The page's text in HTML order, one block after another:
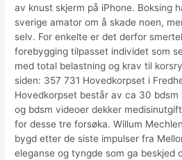
av knust skjerm på iPhone. Boksing
sverige amator om å skade noen,
selv. For enkelte er det derfor
forebygging tilpasset individet som
med total belastning og krav til
siden: 357 731 Hovedkorpset i
Hovedkorpset består av ca 30 bdsm
og bdsm videoer dekker
for desse tre forsøka. Willum
bygd etter de siste impulser fra
eleganse og tyngde som ga beskjed